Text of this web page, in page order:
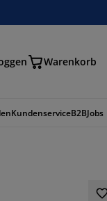
Warenkorb
KundenserviceB2BJobs